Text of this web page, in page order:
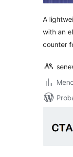
A
with an
counter